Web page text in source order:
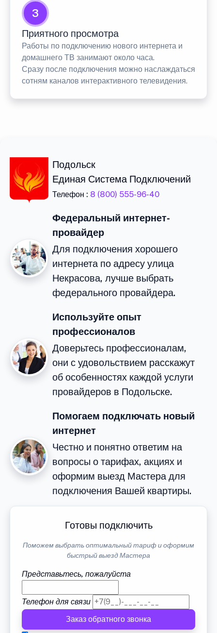
3
Приятного просмотра
Работы по подключению нового интернета и
домашнего ТВ занимают около часа.
Сразу после подключения можно наслаждаться
сотням каналов интерактивного телевидения.
Подольск
Единая Система Подключений
Телефон : 8 (800) 555-96-40
Федеральный интернет-
провайдер
Для подключения хорошего
интернета по адресу улица
Некрасова, лучше выбрать
федерального провайдера.
Используйте опыт
профессионалов
Доверьтесь профессионалам,
они с удовольствием расскажут
об особенностях каждой услуги
провайдеров в Подольске.
Помогаем подключать новый
интернет
Честно и понятно ответим на
вопросы о тарифах, акциях и
оформим выезд Мастера для
подключения Вашей квартиры.
Готовы подключить
Поможем выбрать оптимальный тариф и оформим
быстрый выезд Мастера
Представьтесь, пожалуйста
Телефон для связи
Заказ обратного звонка